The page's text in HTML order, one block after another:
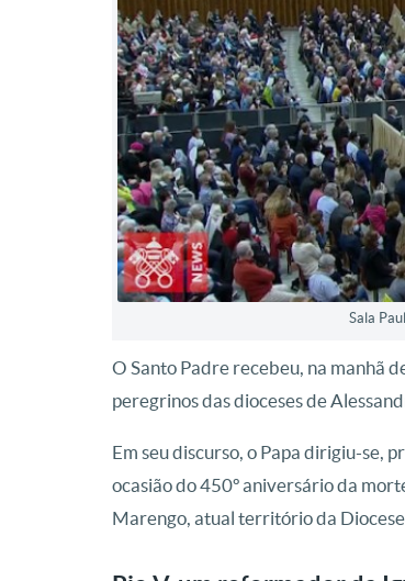
Sala
O Santo Padre recebeu, na manhã
peregrinos das dioceses de
Em seu discurso, o Papa dirigiu-se,
ocasião do 450º aniversário da
Marengo, atual território da